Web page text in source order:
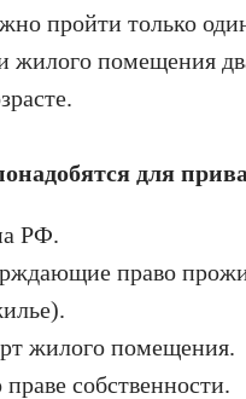
пройти только
жилого помещения
для
РФ.
право
жилого помещения.
собственности.